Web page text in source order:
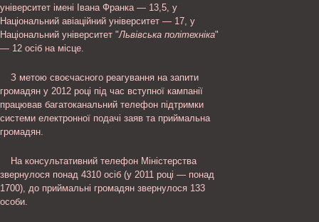
університет імені Івана Франка — 13,5, у
Національний авіаційний університет — 17, у
Національний університет "Львівська політехніка"
— 12 осіб на місце.
З метою своєчасного реагування на запити
громадян у 2012 році під час вступної кампанії
працював багатоканальний телефон підтримки
системи електронної подачі заяв та приймальна
громадян.
На консультативний телефон Міністерства
звернулося понад 4310 осіб (у 2011 році — понад
1700), до приймальні громадян звернулося 133
особи.